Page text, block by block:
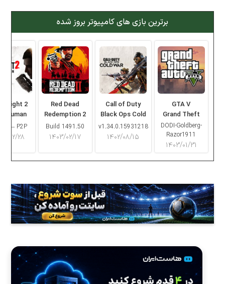
برترین بازی های کامپیوتر بروز شده
GTA V
Grand Theft
Auto V
DODI-Goldberg-
Razor1911
۱۴۰۳/۰۱/۳۱
Call of Duty
Black Ops Cold
War
v1.34.0.15931218
۱۴۰۲/۰۸/۱۵
Red Dead
Redemption 2
Build 1491.50
۱۴۰۳/۰۲/۱۷
Light 2
Human
– P2P
۱۴۰۳/